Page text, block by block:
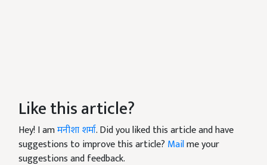
Like this article?
Hey! I amमनीशा शर्मा. Did you liked this article and have
suggestions to improve this article? Mailme your
suggestions and feedback.